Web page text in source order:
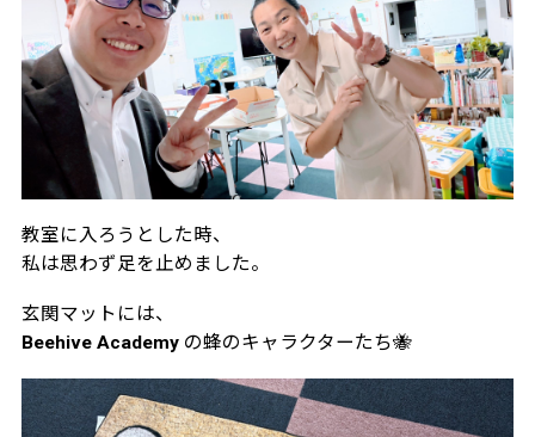
教室に入ろうとした時、
私は思わず足を止めました。
玄関マットには、
Beehive Academy の蜂のキャラクターたち🐝